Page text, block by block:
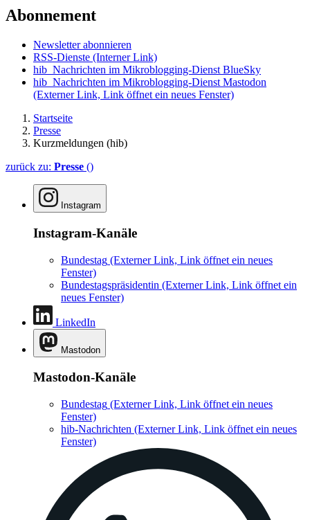
Abonnement
Newsletter abonnieren
RSS-Dienste (Interner Link)
hib_Nachrichten im Mikroblogging-Dienst BlueSky
hib_Nachrichten im Mikroblogging-Dienst Mastodon
(Externer Link, Link öffnet ein neues Fenster)
Startseite
Presse
Kurzmeldungen (hib)
zurück zu: Presse ()
Instagram
Instagram-Kanäle
Bundestag (Externer Link, Link öffnet ein neues
Fenster)
Bundestagspräsidentin (Externer Link, Link öffnet ein
neues Fenster)
LinkedIn
Mastodon
Mastodon-Kanäle
Bundestag (Externer Link, Link öffnet ein neues
Fenster)
hib-Nachrichten (Externer Link, Link öffnet ein neues
Fenster)